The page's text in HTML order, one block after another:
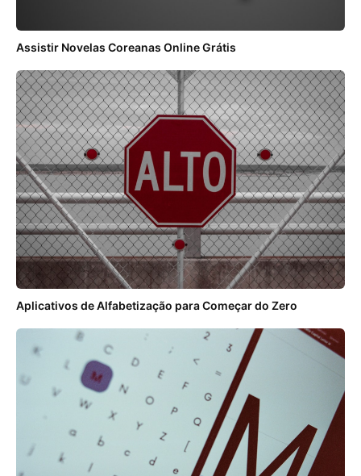
Assistir Novelas Coreanas Online Grátis
Aplicativos de Alfabetização para Começar do Zero